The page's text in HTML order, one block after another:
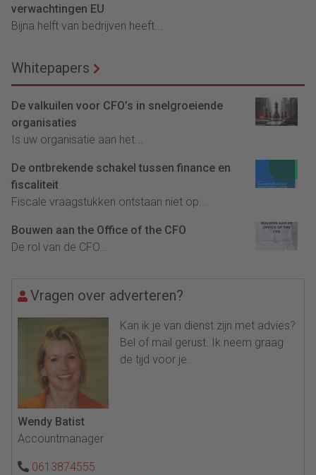
verwachtingen EU
Bijna helft van bedrijven heeft...
Whitepapers
De valkuilen voor CFO’s in snelgroeiende
organisaties
Is uw organisatie aan het...
De ontbrekende schakel tussen finance en
fiscaliteit
Fiscale vraagstukken ontstaan niet op...
Bouwen aan the Office of the CFO
De rol van de CFO...
Vragen over adverteren?
Kan ik je van dienst zijn met advies?
Bel of mail gerust. Ik neem graag
de tijd voor je.
Wendy Batist
Accountmanager
0613874555